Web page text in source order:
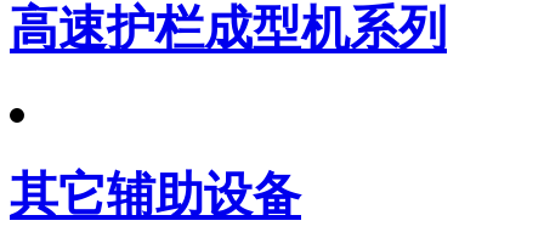
高速护栏成型机系列
其它辅助设备